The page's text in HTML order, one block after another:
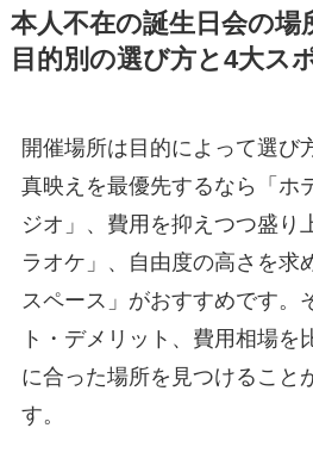
本人不在の誕生日会の場
目的別の選び方と4大ス
開催場所は目的によって選び
真映えを最優先するなら「ホ
ジオ」、費用を抑えつつ盛り
ラオケ」、自由度の高さを求
スペース」がおすすめです。
ト・デメリット、費用相場を
に合った場所を見つけること
す。